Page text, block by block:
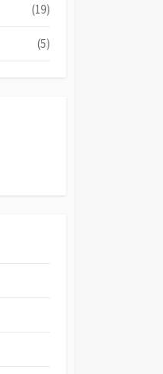
(19)
(5)